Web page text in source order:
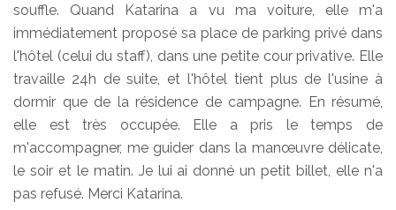
souffle. Quand Katarina a vu ma voiture, elle m'a
immédiatement proposé sa place de parking privé dans
l'hôtel (celui du staff), dans une petite cour privative. Elle
travaille 24h de suite, et l'hôtel tient plus de l'usine à
dormir que de la résidence de campagne. En résumé,
elle est très occupée. Elle a pris le temps de
m'accompagner, me guider dans la manœuvre délicate,
le soir et le matin. Je lui ai donné un petit billet, elle n'a
pas refusé. Merci Katarina.